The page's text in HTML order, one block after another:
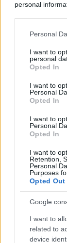
personal
This
disclose it to
Please note
services and
not limited to
grant or deny
consent section.
Personal
I want to
personal
Opted In
I want to
Personal
Opted In
I want to
Personal
Opted In
I want to
Retention,
Personal
Purposes
Opted Out
Google
I want to
related to
device
La storia /Le 10
10 mesi, il
Pordenone /Il
giornaliste: